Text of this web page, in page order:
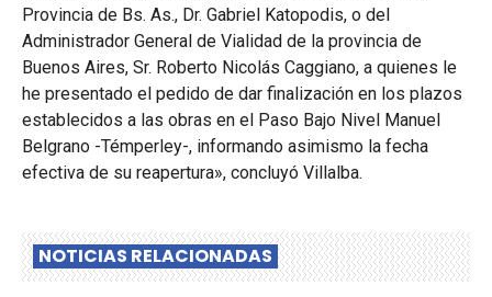
Provincia de Bs. As., Dr. Gabriel Katopodis, o del
Administrador General de Vialidad de la provincia de
Buenos Aires, Sr. Roberto Nicolás Caggiano, a quienes le
he presentado el pedido de dar finalización en los plazos
establecidos a las obras en el Paso Bajo Nivel Manuel
Belgrano -Témperley-, informando asimismo la fecha
efectiva de su reapertura», concluyó Villalba.
NOTICIAS RELACIONADAS